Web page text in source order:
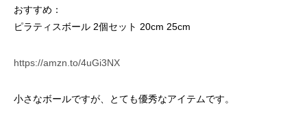
おすすめ：
ピラティスボール 2個セット 20cm 25cm
https://amzn.to/4uGi3NX
小さなボールですが、とても優秀なアイテムです。